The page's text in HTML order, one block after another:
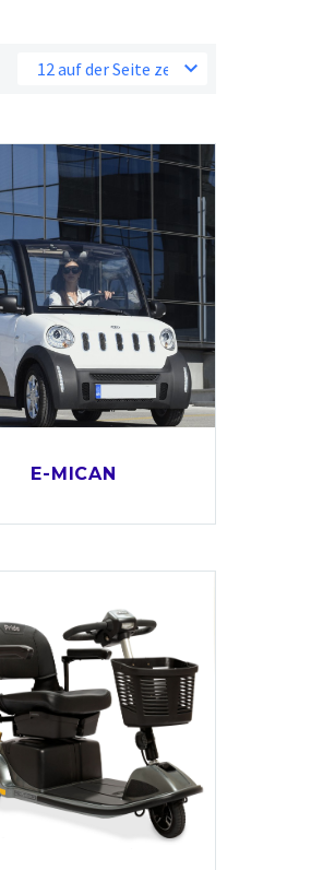
12 auf der Seite zeigen
E-MICAN